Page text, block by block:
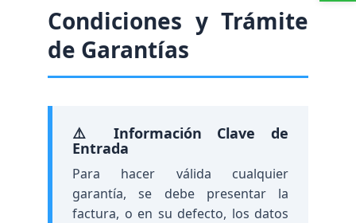
Condiciones y Trámite
de Garantías
⚠️ Información Clave de
Entrada
Para hacer válida cualquier
garantía, se debe presentar la
factura, o en su defecto, los datos